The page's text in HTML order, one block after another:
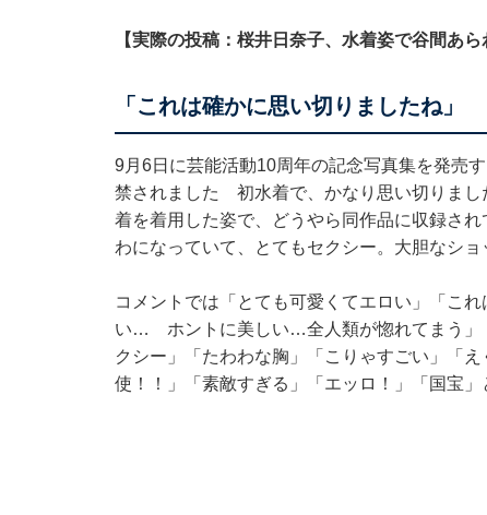
【実際の投稿：桜井日奈子、水着姿で谷間あら
「これは確かに思い切りましたね」
9月6日に芸能活動10周年の記念写真集を発売
禁されました 初水着で、かなり思い切りまし
着を着用した姿で、どうやら同作品に収録さ
わになっていて、とてもセクシー。大胆なショ
コメントでは「とても可愛くてエロい」「こ
い… ホントに美しい…全人類が惚れてまう」
クシー」「たわわな胸」「こりゃすごい」「
使！！」「素敵すぎる」「エッロ！」「国宝」